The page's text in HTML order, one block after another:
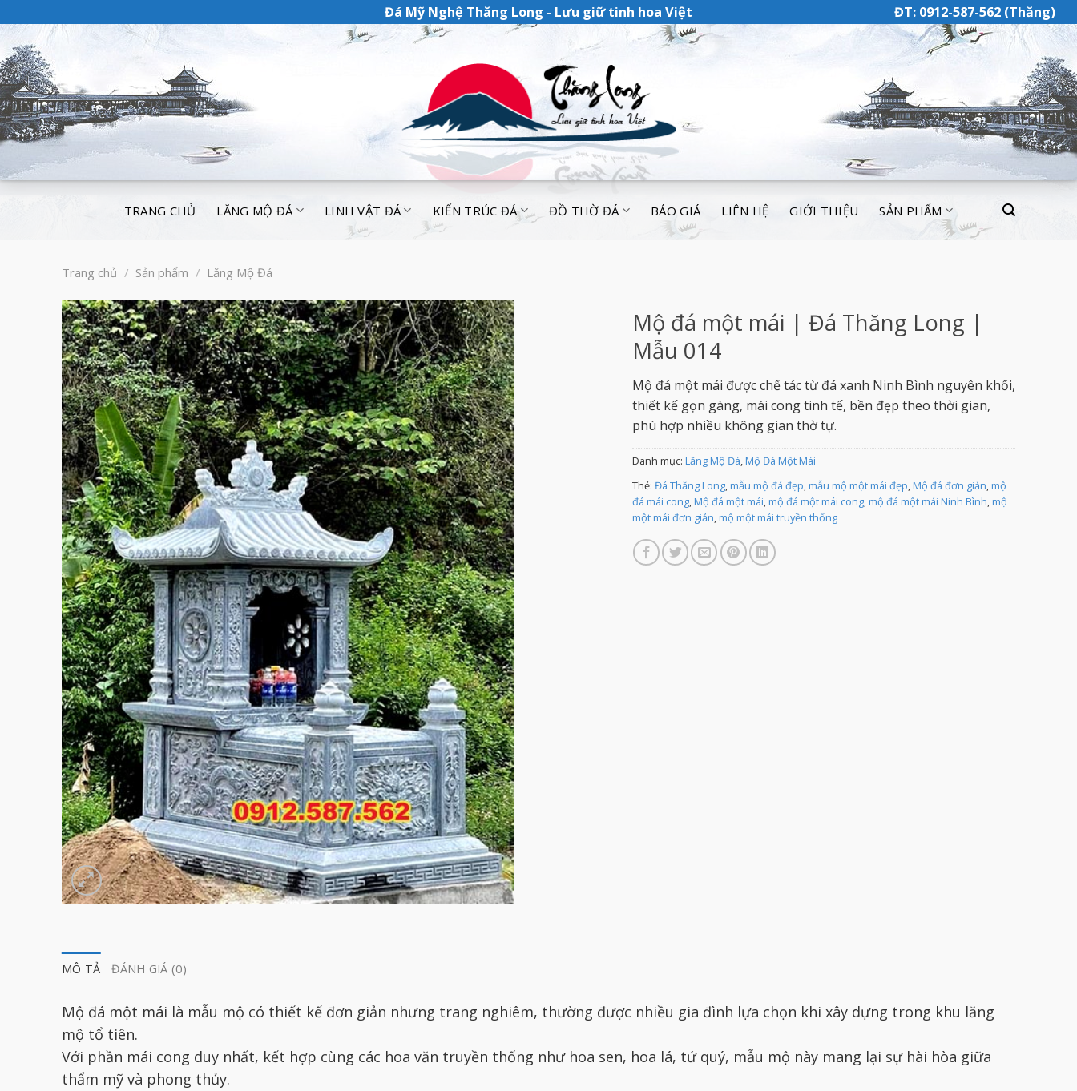
Đá Mỹ Nghệ Thăng Long - Lưu giữ tinh hoa Việt ĐT: 0912-587-562 (Thăng)
TRANG CHỦ LĂNG MỘ ĐÁ LINH VẬT ĐÁ KIẾN TRÚC ĐÁ ĐỒ THỜ ĐÁ BÁO GIÁ LIÊN HỆ GIỚI THIỆU SẢN PHẨM
Trang chủ / Sản phẩm / Lăng Mộ Đá
Mộ đá một mái | Đá Thăng Long |
Mẫu 014
Mộ đá một mái được chế tác từ đá xanh Ninh Bình nguyên khối,
thiết kế gọn gàng, mái cong tinh tế, bền đẹp theo thời gian,
phù hợp nhiều không gian thờ tự.
Danh mục: Lăng Mộ Đá Mộ Đá Một Mái
Thẻ: Đá Thăng Long, mẫu mộ đá đẹp mẫu mộ một mái đẹp Mộ đá đơn giản mộ
đá mái cong, Mộ đá một mái mộ đá một mái cong, mộ đá một mái Ninh Bình mộ
một mái đơn giản mộ một mái truyền thống
MÔ TẢ ĐÁNH GIÁ (0)
Mộ đá một mái là mẫu mộ có thiết kế đơn giản nhưng trang nghiêm, thường được nhiều gia đình lựa chọn khi xây dựng trong khu lăng
mộ tổ tiên.
Với phần mái cong duy nhất, kết hợp cùng các hoa văn truyền thống như hoa sen, hoa lá, tứ quý, mẫu mộ này mang lại sự hài hòa giữa
thẩm mỹ và phong thủy.